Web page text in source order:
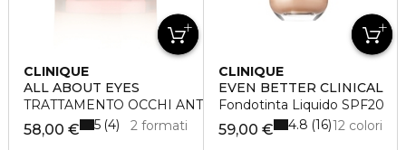
CLINIQUE
ALL ABOUT EYES
TRATTAMENTO OCCHI ANTI-BORSE ANTI-OCCHIAIE
58,00 € 2 formati
5 4
CLINIQUE
EVEN BETTER CLINICAL
Fondotinta Liquido SPF20
59,00 € 12 colori
4.8 16